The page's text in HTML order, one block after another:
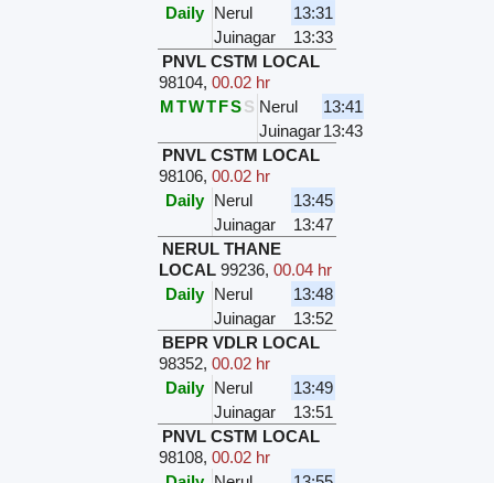
Daily Nerul
13:31
Juinagar
13:33
PNVL CSTM LOCAL
98104,00.02 hr
MTWTFSS Nerul
13:41
Juinagar13:43
PNVL CSTM LOCAL
98106,00.02 hr
Daily Nerul
13:45
Juinagar
13:47
NERUL THANE
LOCAL 99236,00.04 hr
Daily Nerul
13:48
Juinagar
13:52
BEPR VDLR LOCAL
98352,00.02 hr
Daily Nerul
13:49
Juinagar
13:51
PNVL CSTM LOCAL
98108,00.02 hr